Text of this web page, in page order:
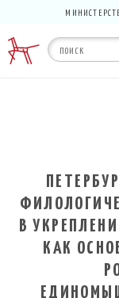
В
КАК